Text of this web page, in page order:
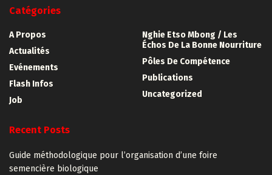
Catégories
A Propos
Actualités
Evénements
Flash Infos
Job
Nghie Etso Mbong / Les
Échos De La Bonne Nourriture
Pôles De Compétence
Publications
Uncategorized
Recent Posts
Guide méthodologique pour l’organisation d’une foire
semencière biologique